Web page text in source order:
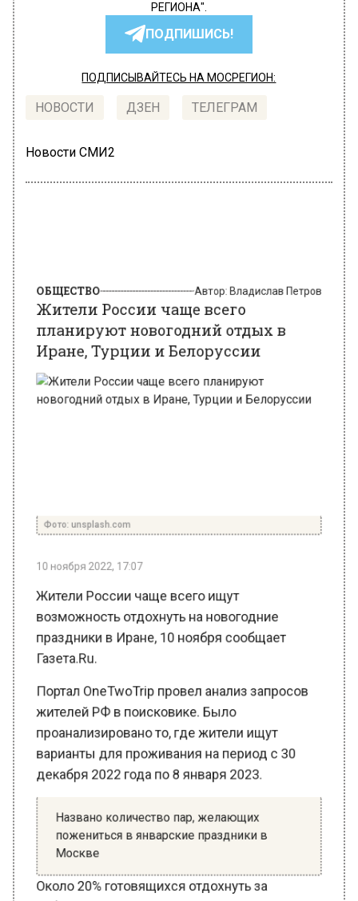
РЕГИОНА".
ПОДПИШИСЬ!
ПОДПИСЫВАЙТЕСЬ НА МОСРЕГИОН:
НОВОСТИ ДЗЕН ТЕЛЕГРАМ
Новости СМИ2
Иране, Турции и Белоруссии
10 ноября 2022, 17:07
Жители России чаще всего ищут
праздники в Иране, 10 ноября сообщает
Портал OneTwoTrip провел анализ запросов
жителей РФ в поисковике. Было
проанализировано то, где жители ищут
варианты для проживания на период с 30
декабря 2022 года по 8 января 2023.
пожениться в январские праздники в
Москве
Около 20% готовящихся отдохнуть за
рубежом ищут жилье в Иране. 18,6%